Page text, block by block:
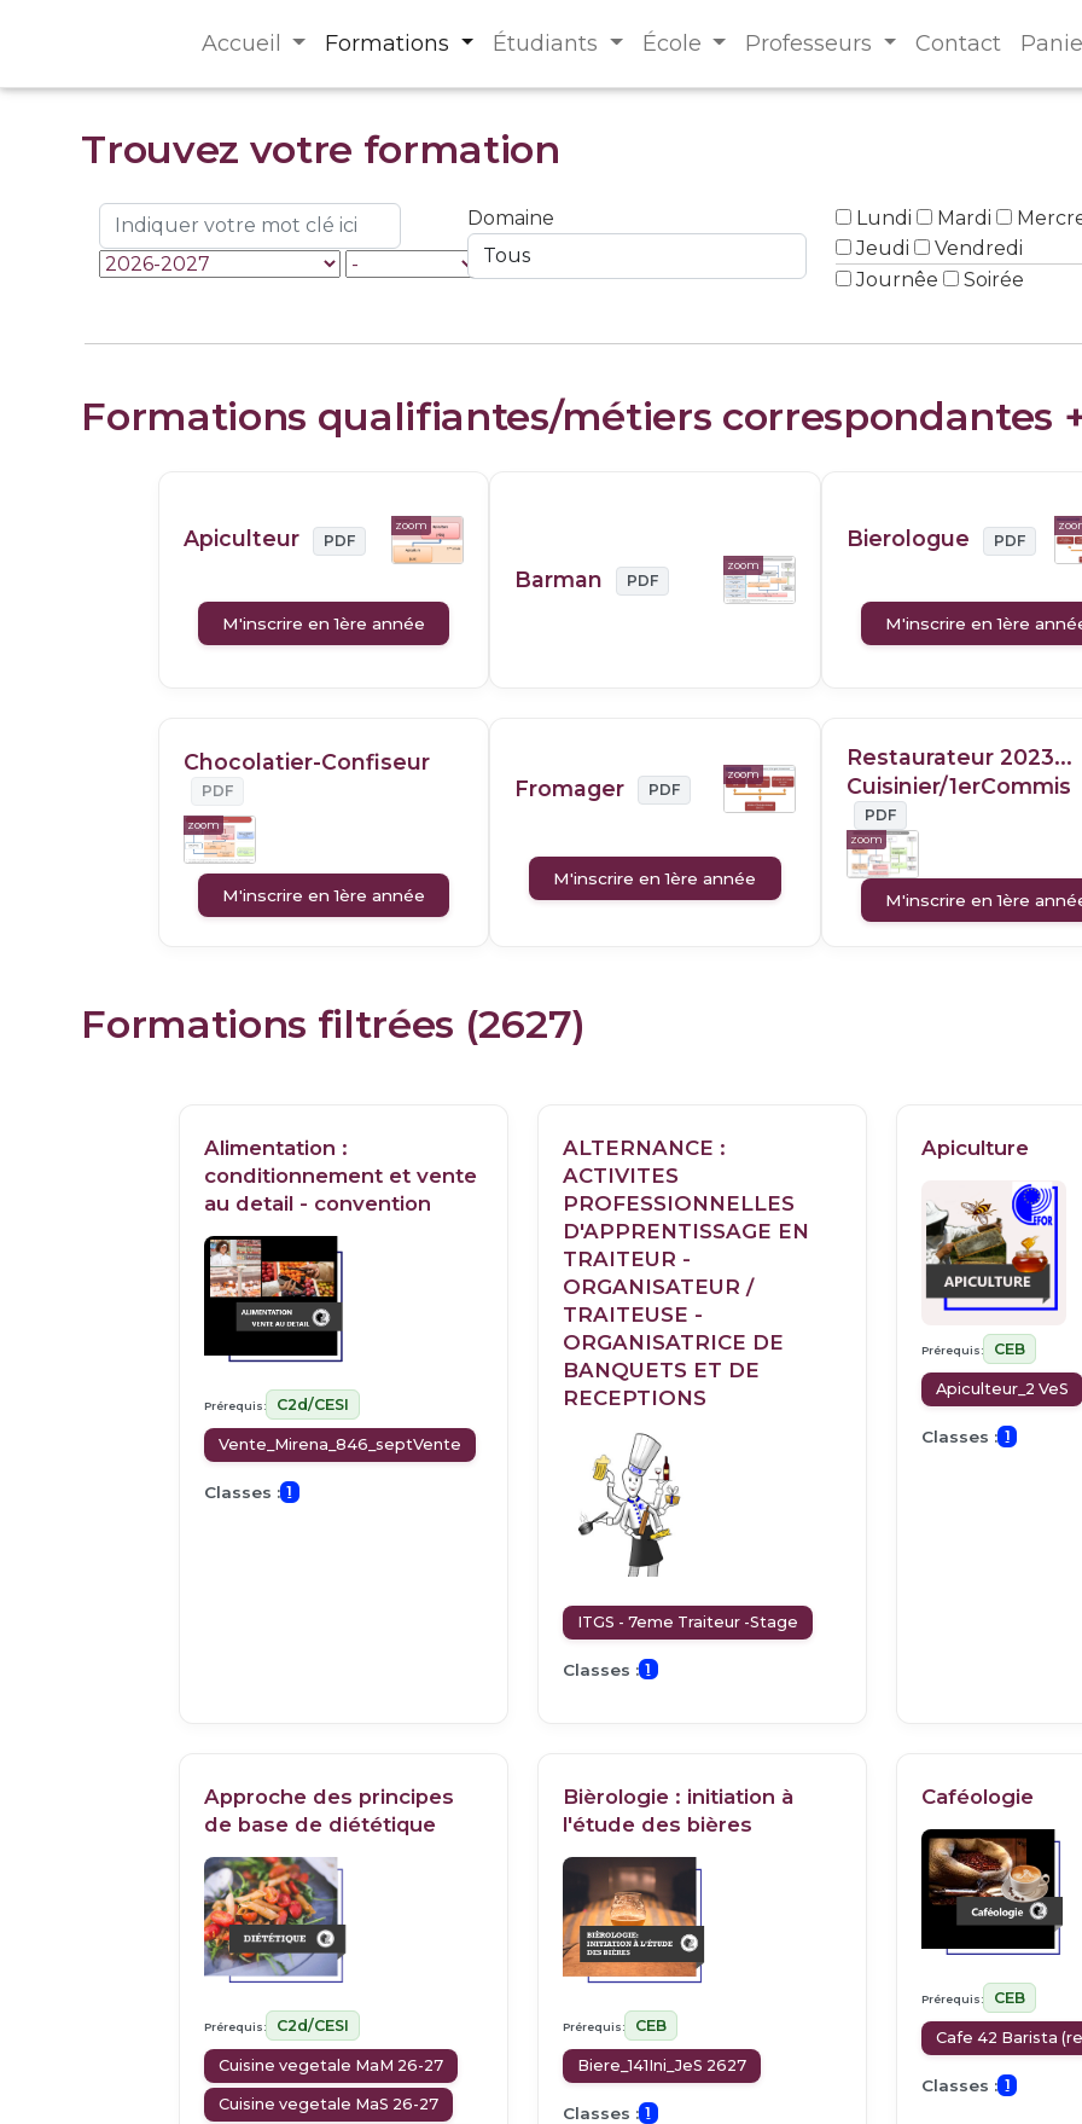
Accueil Formations Étudiants École Professeurs Contact
Trouvez votre formation
Domaine Lundi Mardi
Jeudi
Vendredi
Journêe
Soirée
Formations qualifiantes/métiers correspondantes
Apiculteur PDF
zoom
M'inscrire en 1ère année
Barman PDF
zoom
Bierologue PDF
M'inscrire en 1ère
Chocolatier-Confiseur
PDF
zoom
M'inscrire en 1ère année
Fromager PDF
zoom
M'inscrire en 1ère année
Restaurateur 2023...
Cuisinier/1erCommis
PDF
zoom
M'inscrire en 1ère
Formations filtrées (2627)
Alimentation :
conditionnement et vente
au detail - convention
Prérequis: C2d/CESI
Vente_Mirena_846_septVente
Classes : 1
ALTERNANCE :
ACTIVITES
PROFESSIONNELLES
D'APPRENTISSAGE EN
TRAITEUR -
ORGANISATEUR /
TRAITEUSE -
ORGANISATRICE DE
BANQUETS ET DE
RECEPTIONS
ITGS - 7eme Traiteur -Stage
Classes : 1
Apiculture
Prérequis: CEB
Apiculteur_2 VeS
Classes : 1
Approche des principes
de base de diététique
Prérequis: C2d/CESI
Cuisine vegetale MaM 26-27
Cuisine vegetale MaS 26-27
Bièrologie : initiation à
l'étude des bières
Prérequis: CEB
Biere_141Ini_JeS 2627
Classes : 1
Caféologie
Prérequis: CEB
Cafe 42 Barista
Classes : 1